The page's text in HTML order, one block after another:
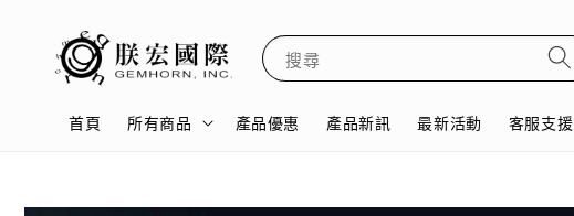
搜尋
首頁 所有商品 產品優惠 產品新訊 最新活動 客服支援